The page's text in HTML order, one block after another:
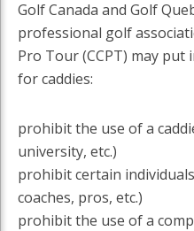
Golf Canada and Golf
professional golf
Pro Tour (CCPT) may
for caddies:
prohibit the use of a
university, etc.)
prohibit certain
coaches, pros, etc.)
prohibit the use of a